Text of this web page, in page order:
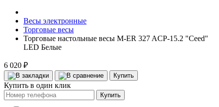
Весы электронные
Торговые весы
Торговые настольные весы M-ER 327 ACP-15.2 "Ceed"
LED Белые
6 020 ₽
Купить
Купить в один клик
Купить